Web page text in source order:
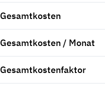
Gesamtkosten
Gesamtkosten / Monat
Gesamtkostenfaktor